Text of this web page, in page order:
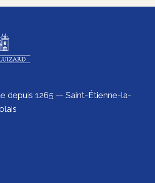
depuis 1265 — Saint-Étienne-la-